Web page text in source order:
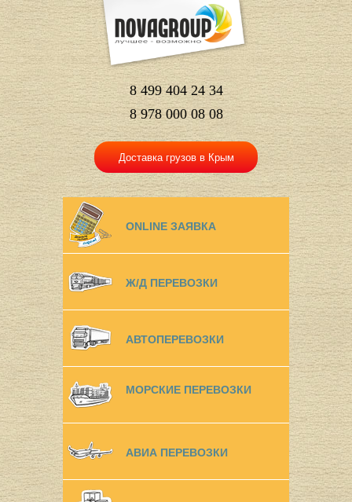
8 499 404 24 34
8 978 000 08 08
Доставка грузов в Крым
ONLINE ЗАЯВКА
Ж/Д ПЕРЕВОЗКИ
АВТОПЕРЕВОЗКИ
МОРСКИЕ ПЕРЕВОЗКИ
АВИА ПЕРЕВОЗКИ